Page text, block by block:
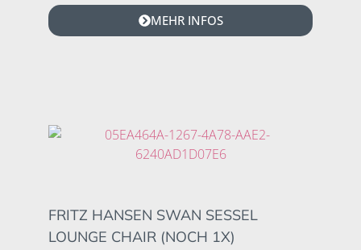
MEHR INFOS
FRITZ HANSEN SWAN SESSEL
LOUNGE CHAIR (NOCH 1X)